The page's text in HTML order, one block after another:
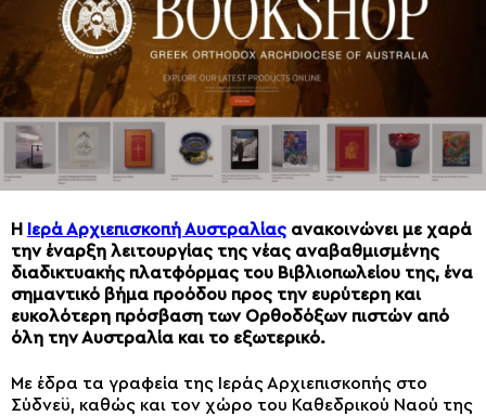
Η Ιερά Αρχιεπισκοπή Αυστραλίας ανακοινώνει με χαρά
την έναρξη λειτουργίας της νέας αναβαθμισμένης
διαδικτυακής πλατφόρμας του Βιβλιοπωλείου της, ένα
σημαντικό βήμα προόδου προς την ευρύτερη και
ευκολότερη πρόσβαση των Ορθοδόξων πιστών από
όλη την Αυστραλία και το εξωτερικό.
Με έδρα τα γραφεία της Ιεράς Αρχιεπισκοπής στο
Σύδνεϋ, καθώς και τον χώρο του Καθεδρικού Ναού της